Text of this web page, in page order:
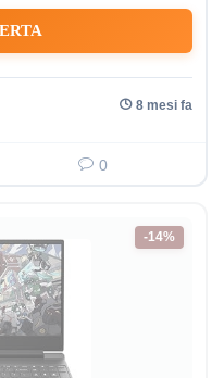
8 mesi fa
0
-14%